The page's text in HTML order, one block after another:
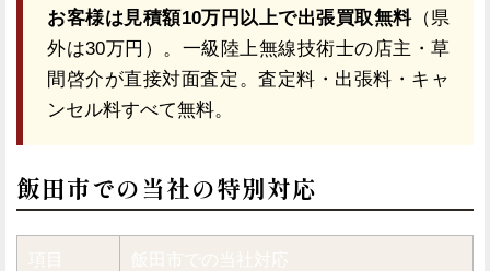
お客様は見積額10万円以上で出張買取無料（県
外は30万円）。一級陸上無線技術士の店主・草
間啓介が直接対面査定。査定料・出張料・キャ
ンセル料すべて無料。
飯田市での当社の特別対応